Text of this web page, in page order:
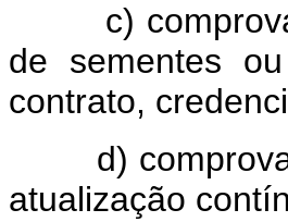
c)
de sementes
contrato,
d)
atualização